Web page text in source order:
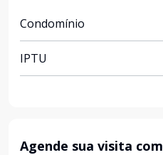
Condomínio
IPTU
Agende sua visita com